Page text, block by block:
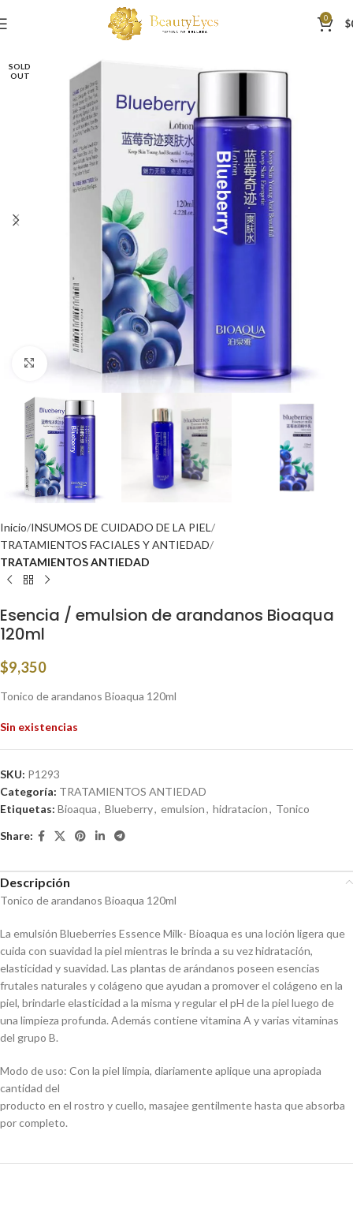
0 $
SOLD
OUT
Click to enlarge
Inicio INSUMOS DE CUIDADO DE LA PIEL
TRATAMIENTOS FACIALES Y ANTIEDAD
TRATAMIENTOS ANTIEDAD
Esencia / emulsion de arandanos Bioaqua
120ml
$9,350
Tonico de arandanos Bioaqua 120ml
Sin existencias
SKU: P1293
Categoría: TRATAMIENTOS ANTIEDAD
Etiquetas: Bioaqua, Blueberry, emulsion, hidratacion, Tonico
Share:
Descripción
Tonico de arandanos Bioaqua 120ml
La emulsión Blueberries Essence Milk- Bioaqua es una loción ligera que
cuida con suavidad la piel mientras le brinda a su vez hidratación,
elasticidad y suavidad. Las plantas de arándanos poseen esencias
frutales naturales y colágeno que ayudan a promover el colágeno en la
piel, brindarle elasticidad a la misma y regular el pH de la piel luego de
una limpieza profunda. Además contiene vitamina A y varias vitaminas
del grupo B.
Modo de uso: Con la piel limpia, diariamente aplique una apropiada
cantidad del
producto en el rostro y cuello, masajee gentilmente hasta que absorba
por completo.